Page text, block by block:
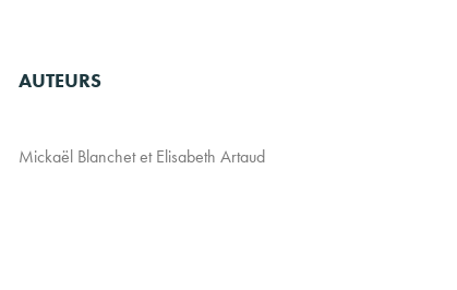
AUTEURS
Mickaël Blanchet et Elisabeth Artaud